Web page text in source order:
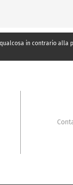
in contrario alla